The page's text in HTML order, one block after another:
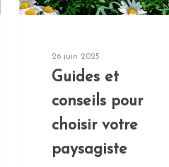
26 juin 2025
Guides et
conseils pour
choisir votre
paysagiste